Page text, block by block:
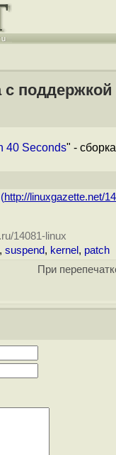
40 Seconds" -
http://linuxgazette.net/
14081-linux
, suspend, kernel , patch
При